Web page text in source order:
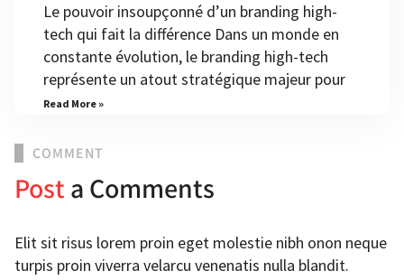
Le pouvoir insoupçonné d’un branding high-
tech qui fait la différence Dans un monde en
constante évolution, le branding high-tech
représente un atout stratégique majeur pour
Read More »
COMMENT
Post a Comments
Elit sit risus lorem proin eget molestie nibh onon neque
turpis proin viverra velarcu venenatis nulla blandit.